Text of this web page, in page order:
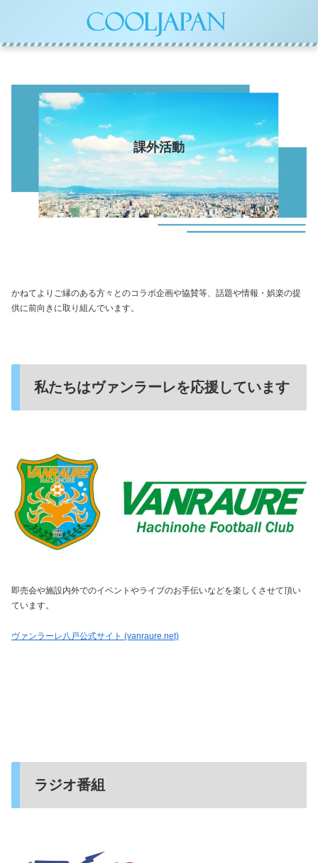
課外活動
かねてよりご縁のある方々とのコラボ企画や協賛等、話題や情報・娯楽の提
供に前向きに取り組んでいます。
私たちはヴァンラーレを応援しています
即売会や施設内外でのイベントやライブのお手伝いなどを楽しくさせて頂い
ています。
ヴァンラーレ八戸公式サイト (vanraure.net)
ラジオ番組